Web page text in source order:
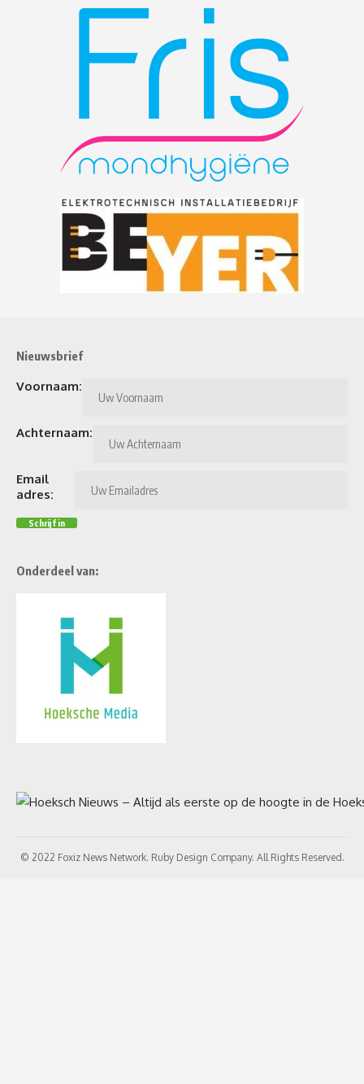
Nieuwsbrief
Voornaam:
Achternaam:
Email
adres:
Onderdeel van:
© 2022 Foxiz News Network. Ruby Design Company. All Rights Reserved.